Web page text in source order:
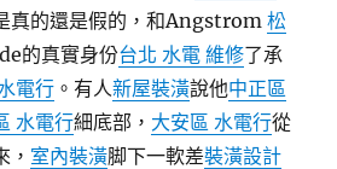
真的還是假的，和Angstrom松
的真實身份台北 水電 維修了承
電行 。有人新屋裝潢說他中正區
水電行細底部， 大安區 水電行從
， 室內裝潢脚下一軟差裝潢設計